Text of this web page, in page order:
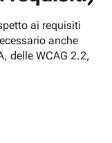
ai requisiti
anche
delle WCAG 2.2,